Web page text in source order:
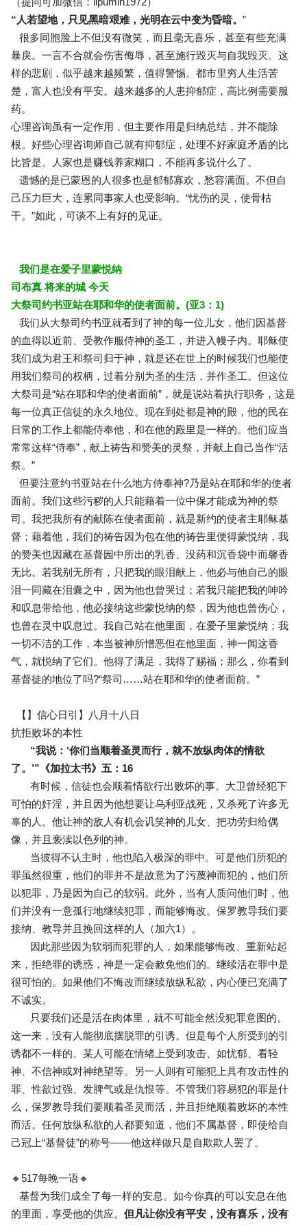
“人若望地，只见黑暗艰难，光明在云中变为昏暗。 ”
很多同胞脸上不但没有微笑，而且毫无喜乐，甚至有些充满
暴戾。一言不合就会伤害侮辱，甚至施行毁灭与自我毁灭。这
样的悲剧，似乎越来越频繁，值得警惕。都市里穷人生活苦
楚，富人也没有平安。越来越多的人患抑郁症，高比例需要服
药。
心理咨询虽有一定作用，但主要作用是归纳总结，并不能除
根。好些心理咨询师自己就有抑郁症，处理不好家庭矛盾的比
比皆是。人家也是赚钱养家糊口，不能再多说什么了。
遗憾的是已蒙恩的人很多也是郁郁寡欢，愁容满面。不但自
己压力巨大，连累同事家人也受影响。“忧伤的灵，使骨枯
干。”如此，可谈不上有好的见证。
我们是在爱子里蒙悦纳
司布真 将来的城 今天
大祭司约书亚站在耶和华的使者面前。(亚3：1)
我们从大祭司约书亚就看到了神的每一位儿女，他们因基督
的血得以近前、受教作服侍神的圣工，并进入幔子内。耶稣使
我们成为君王和祭司归于神，就是还在世上的时候我们也能使
用我们祭司的权柄，过着分别为圣的生活，并作圣工。但这位
大祭司是“站在耶和华的使者面前”，就是说站着执行职务，这是
每一位真正信徒的永久地位。现在到处都是神的殿，他的民在
日常的工作上都能侍奉他，和在他的殿里是一样的。他们应当
常常这样“侍奉”，献上祷告和赞美的灵祭，并献上自己当作“活
祭。”
但要注意约书亚站在什么地方侍奉神?乃是站在耶和华的使者
面前。我们这些污秽的人只能藉着一位中保才能成为神的祭
司。我把我所有的献陈在使者面前，就是新约的使者主耶稣基
督；藉着他，我们的祷告因为包在他的祷告里便得蒙悦纳，我
的赞美也因藏在基督园中所出的乳香、没药和沉香袋中而馨香
无比。若我别无所有，只把我的眼泪献上，他必与他自己的眼
泪一同藏在泪囊之中，因为他也曾哭过；若我只能把我的呻吟
和叹息带给他，他必接纳这些蒙悦纳的祭，因为他也曾伤心，
也曾在灵中叹息过。我自己站在他里面，在爱子里蒙悦纳；我
一切不洁的工作，本当被神所憎恶但在他里面，神一闻这香
气，就悦纳了它们。他得了满足，我得了赐福；那么，你看到
基督徒的地位了吗?“祭司……站在耶和华的使者面前。”
【】信心日引】八月十八日
抗拒败坏的本性
“我说：‘你们当顺着圣灵而行，就不放纵肉体的情欲
了。’”《加拉太书》五：16
有时候，信徒也会顺着情欲行出败坏的事。大卫曾经犯下
可怕的奸淫，并且因为他想要让乌利亚战死，又杀死了许多无
辜的人。他让神的敌人有机会讥笑神的儿女、把功劳归给偶
像，并且亵渎以色列的神。
当彼得不认主时，他也陷入极深的罪中。可是他们所犯的
罪虽然很重，他们的罪并不是故意为了污蔑神而犯的，他们所
以犯罪，乃是因为自己的软弱。此外，当有人质问他们时，他
们并没有一意孤行地继续犯罪，而能够悔改。保罗教导我们要
接纳、教导并且挽回这样的人（加六1）。
因此那些因为软弱而犯罪的人，如果能够悔改、重新站起
来，拒绝罪的诱惑，神是一定会赦免他们的。继续活在罪中是
很可怕的。如果他们不悔改而继续放纵私欲，内心便已充满了
不诚实。
只要我们还是活在肉体里，就不可能全然没犯罪意图的。
这一来，没有人能彻底摆脱罪的引诱。但是每个人所受到的引
诱都不一样的。某人可能在情绪上受到攻击、如忧郁、看轻
神、不信神或对神绝望等。另一人则有可能犯上具有攻击性的
罪、性欲过强、发脾气或是仇恨等。不管我们容易犯的罪是什
么，保罗教导我们要顺着圣灵而活，并且拒绝顺着败坏的本性
而活。任何放纵私欲的人都要知道，他们不属基督，即使给自
己冠上“基督徒”的称号——他这样做只是自欺欺人罢了。
🔸517每晚一语🔸
基督为我们成全了每一样的安息。如今你真的可以安息在他
的里面，享受他的供应。 但凡让你没有平安，没有喜乐，没有